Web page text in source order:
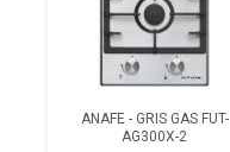
ANAFE - GRIS GAS FUT-
AG300X-2